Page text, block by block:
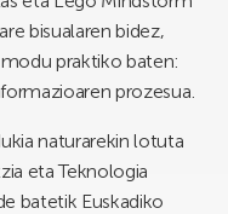
bisualaren bidez,
praktiko baten:
prozesua.
naturarekin lotuta
eta Teknologia
batetik Euskadiko